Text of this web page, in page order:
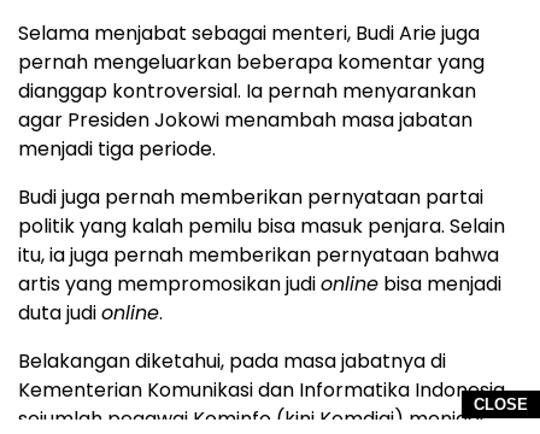
CLOSE
Selama menjabat sebagai menteri, Budi Arie juga
pernah mengeluarkan beberapa komentar yang
dianggap kontroversial. Ia pernah menyarankan
agar Presiden Jokowi menambah masa jabatan
menjadi tiga periode.
Budi juga pernah memberikan pernyataan partai
politik yang kalah pemilu bisa masuk penjara. Selain
itu, ia juga pernah memberikan pernyataan bahwa
artis yang mempromosikan judionline bisa menjadi
duta judionline.
Belakangan diketahui, pada masa jabatnya di
Kementerian Komunikasi dan Informatika Indonesia,
sejumlah pegawai Kominfo (kini Komdigi) menjadi